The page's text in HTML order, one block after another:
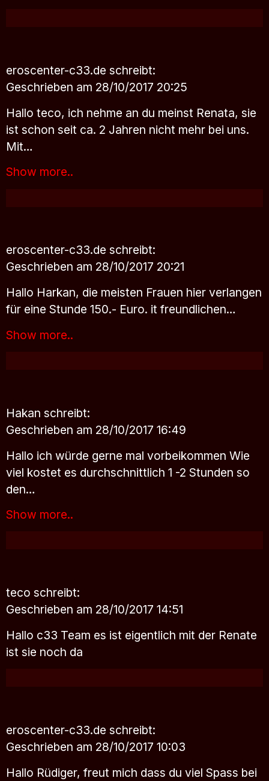
eroscenter-c33.de schreibt:
Geschrieben am 28/10/2017 20:25
Hallo teco, ich nehme an du meinst Renata, sie
ist schon seit ca. 2 Jahren nicht mehr bei uns.
Mit…
Show more..
eroscenter-c33.de schreibt:
Geschrieben am 28/10/2017 20:21
Hallo Harkan, die meisten Frauen hier verlangen
für eine Stunde 150.- Euro. it freundlichen…
Show more..
Hakan schreibt:
Geschrieben am 28/10/2017 16:49
Hallo ich würde gerne mal vorbeikommen Wie
viel kostet es durchschnittlich 1 -2 Stunden so
den…
Show more..
teco schreibt:
Geschrieben am 28/10/2017 14:51
Hallo c33 Team es ist eigentlich mit der Renate
ist sie noch da
eroscenter-c33.de schreibt:
Geschrieben am 28/10/2017 10:03
Hallo Rüdiger, freut mich dass du viel Spass bei